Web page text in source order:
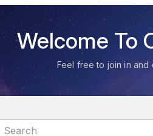
Welcome To
Feel free to join in and